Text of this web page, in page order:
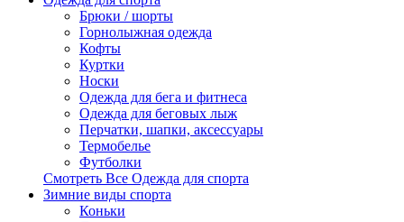
Брюки / шорты
Горнолыжная одежда
Кофты
Куртки
Носки
Одежда для бега и фитнеса
Одежда для беговых лыж
Перчатки, шапки, аксессуары
Термобелье
Футболки
Смотреть Все Одежда для спорта
Зимние виды спорта
Коньки